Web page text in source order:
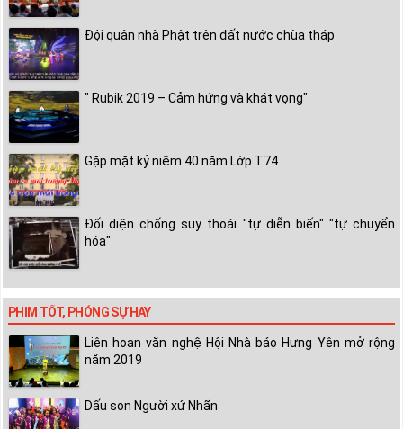
Đội quân nhà Phật trên đất nước chùa tháp
" Rubik 2019 – Cảm hứng và khát vọng"
Gặp mặt kỷ niệm 40 năm Lớp T74
Đối diện chống suy thoái "tự diễn biến" "tự chuyển
hóa"
PHIM TỐT, PHÓNG SỰ HAY
Liên hoan văn nghệ Hội Nhà báo Hưng Yên mở rộng
năm 2019
Dấu son Người xứ Nhãn